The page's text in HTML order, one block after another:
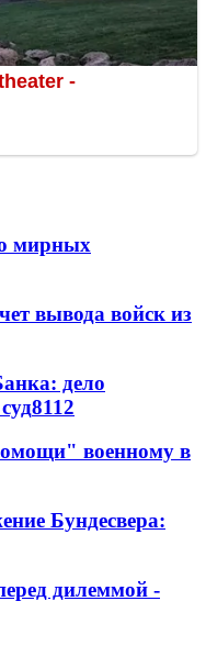
о мирных
вывода войск из
дело
8112
военному в
Бундесвера:
дилеммой -